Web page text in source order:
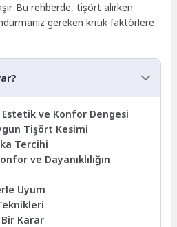
Bu rehberde, tişört alırken
gereken kritik faktörlere
ve Konfor Dengesi
Tişört Kesimi
Tercihi
ve Dayanıklılığın
Uyum
Bir Karar